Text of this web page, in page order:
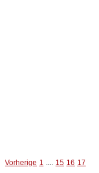
Vorherige 1 .... 15 16 17